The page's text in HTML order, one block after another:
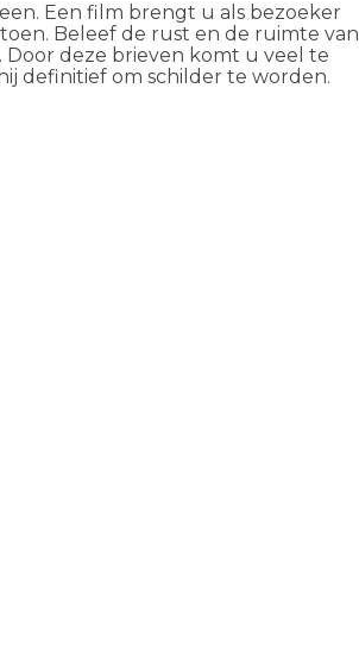
Een film brengt u als bezoeker
Beleef de rust en de ruimte van
Door deze brieven komt u veel te
definitief om schilder te worden.